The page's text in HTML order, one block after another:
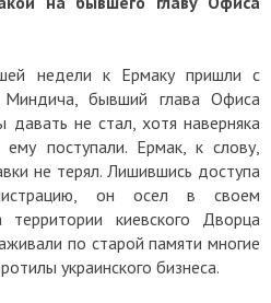
недели к Ермаку пришли с
бывший глава Офиса
давать не стал, хотя наверняка
ему поступали. Ермак, к слову,
не терял. Лишившись доступа
он осел в своем
киевского Дворца
по старой памяти многие
украинского бизнеса.